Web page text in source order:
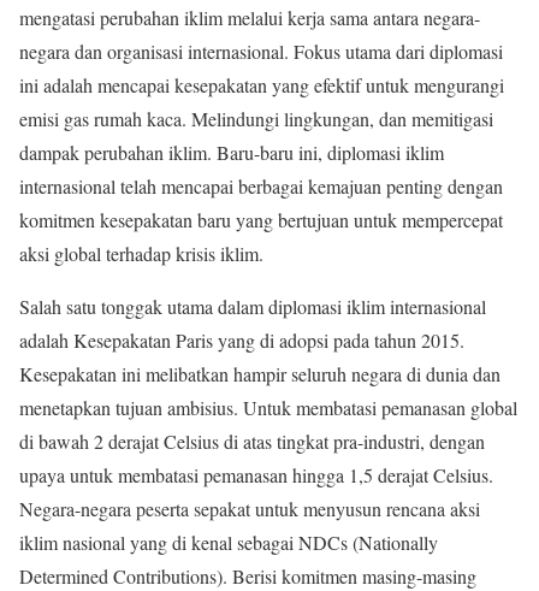
mengatasi perubahan iklim melalui kerja sama antara negara-
negara dan organisasi internasional. Fokus utama dari diplomasi
ini adalah mencapai kesepakatan yang efektif untuk mengurangi
emisi gas rumah kaca. Melindungi lingkungan, dan memitigasi
dampak perubahan iklim. Baru-baru ini, diplomasi iklim
internasional telah mencapai berbagai kemajuan penting dengan
komitmen kesepakatan baru yang bertujuan untuk mempercepat
aksi global terhadap krisis iklim.
Salah satu tonggak utama dalam diplomasi iklim internasional
adalah Kesepakatan Paris yang di adopsi pada tahun 2015.
Kesepakatan ini melibatkan hampir seluruh negara di dunia dan
menetapkan tujuan ambisius. Untuk membatasi pemanasan global
di bawah 2 derajat Celsius di atas tingkat pra-industri, dengan
upaya untuk membatasi pemanasan hingga 1,5 derajat Celsius.
Negara-negara peserta sepakat untuk menyusun rencana aksi
iklim nasional yang di kenal sebagai NDCs (Nationally
Determined Contributions). Berisi komitmen masing-masing